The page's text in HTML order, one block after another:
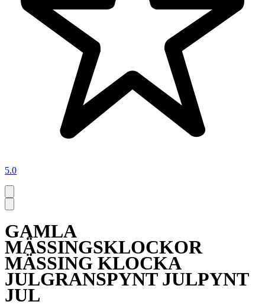
5.0
GAMLA
MÄSSINGSKLOCKOR
MÄSSING KLOCKA
JULGRANSPYNT JULPYNT
JUL